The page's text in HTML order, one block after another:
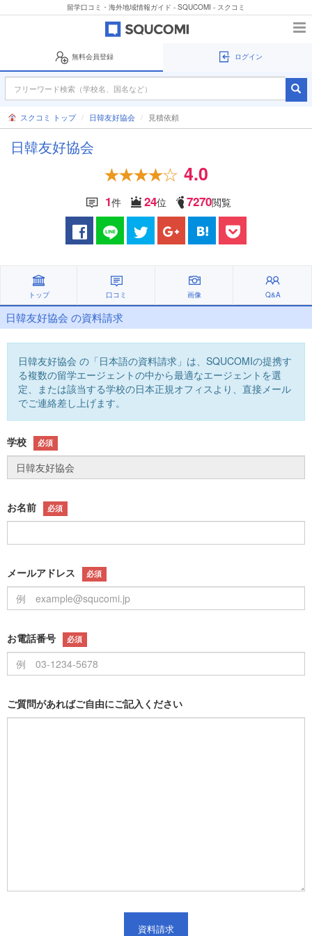
留学口コミ・海外地域情報ガイド - SQUCOMI - スクコミ
無料会員登録 ログイン
スクコミ トップ 日韓友好協会 見積依頼
日韓友好協会
4.0
1件 24位 7270閲覧
トップ 口コミ 画像 Q&A
日韓友好協会 の資料請求
日韓友好協会 の「日本語の資料請求」は、SQUCOMIの提携す
る複数の留学エージェントの中から最適なエージェントを選
定、または該当する学校の日本正規オフィスより、直接メール
でご連絡差し上げます。
学校 必須
お名前 必須
メールアドレス 必須
お電話番号 必須
ご質問があればご自由にご記入ください
資料請求